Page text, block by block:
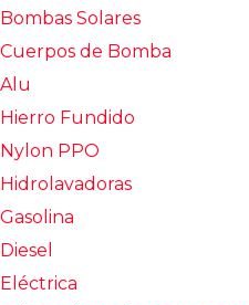
Bombas Solares
Cuerpos de Bomba
Alu
Hierro Fundido
Nylon PPO
Hidrolavadoras
Gasolina
Diesel
Eléctrica